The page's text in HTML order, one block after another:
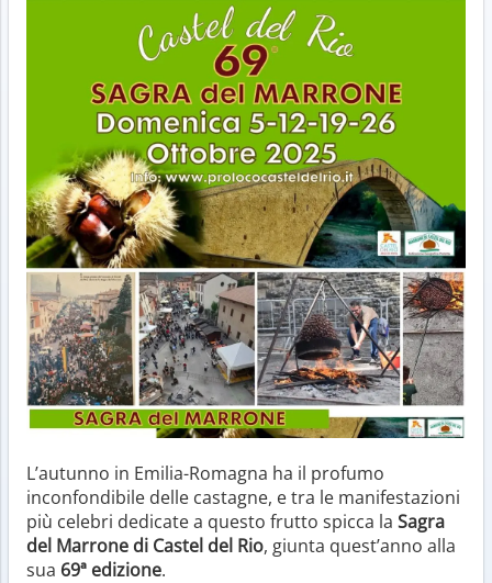
L’autunno in Emilia-Romagna ha il profumo
inconfondibile delle castagne, e tra le manifestazioni
più celebri dedicate a questo frutto spicca la Sagra
del Marrone di Castel del Rio, giunta quest’anno alla
sua 69ª edizione.